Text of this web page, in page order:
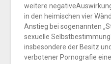
weitere
in den heimischen vier
Anstieg bei sogenannten
sexuelle
insbesondere der Besitz
verbotener Pornografie